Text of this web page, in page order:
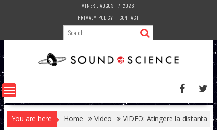
VINERI, AUGUST 7, 2026
PRIVACY POLICY
CONTACT
You are here Home Video VIDEO: Atingere la distanta